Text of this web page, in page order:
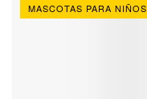
MASCOTAS PARA NIÑOS